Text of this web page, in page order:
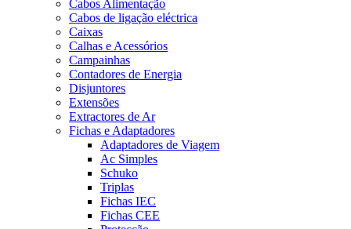
Cabos Alimentação
Cabos de ligação eléctrica
Caixas
Calhas e Acessórios
Campainhas
Contadores de Energia
Disjuntores
Extensões
Extractores de Ar
Fichas e Adaptadores
Adaptadores de Viagem
Ac Simples
Schuko
Triplas
Fichas IEC
Fichas CEE